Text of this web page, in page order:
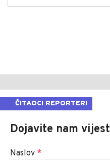
ČITAOCI REPORTERI
Dojavite nam vijest
Naslov *